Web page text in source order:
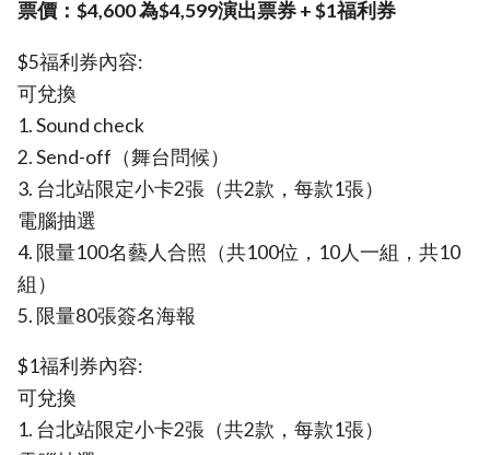
票價：$4,600 為$4,599演出票券 + $1福利券
$5福利券內容:
可兌換
1. Sound check
2. Send-off（舞台問候）
3. 台北站限定小卡2張（共2款，每款1張）
電腦抽選
4. 限量100名藝人合照（共100位，10人一組，共10
組）
5. 限量80張簽名海報
$1福利券內容:
可兌換
1. 台北站限定小卡2張（共2款，每款1張）